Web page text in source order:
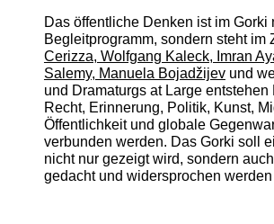
Das öffentliche Denken ist im Gorki
Begleitprogramm, sondern steht im
Cerizza, Wolfgang Kaleck, Imran
Salemy, Manuela Bojadžijevund
und Dramaturgs at Large entstehen
Recht, Erinnerung, Politik, Kunst,
Öffentlichkeit und globale
verbunden werden. Das Gorki soll
nicht nur gezeigt wird, sondern
gedacht und widersprochen